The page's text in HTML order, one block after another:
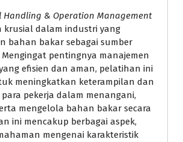
Handling & Operation Management
krusial dalam industri yang
bahan bakar sebagai sumber
pentingnya manajemen
efisien dan aman, pelatihan ini
meningkatkan keterampilan dan
pekerja dalam menangani,
mengelola bahan bakar secara
ini mencakup berbagai aspek,
mengenai karakteristik